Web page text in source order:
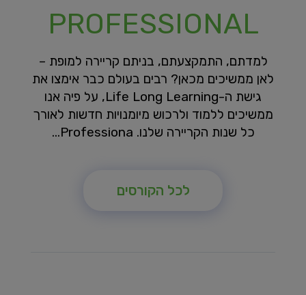
PROFESSIONAL
למדתם, התמקצעתם, בניתם קריירה למופת –
לאן ממשיכים מכאן? רבים בעולם כבר אימצו את
גישת ה-Life Long Learning, על פיה אנו
ממשיכים ללמוד ולרכוש מיומנויות חדשות לאורך
כל שנות הקריירה שלנו. Professiona...
לכל הקורסים